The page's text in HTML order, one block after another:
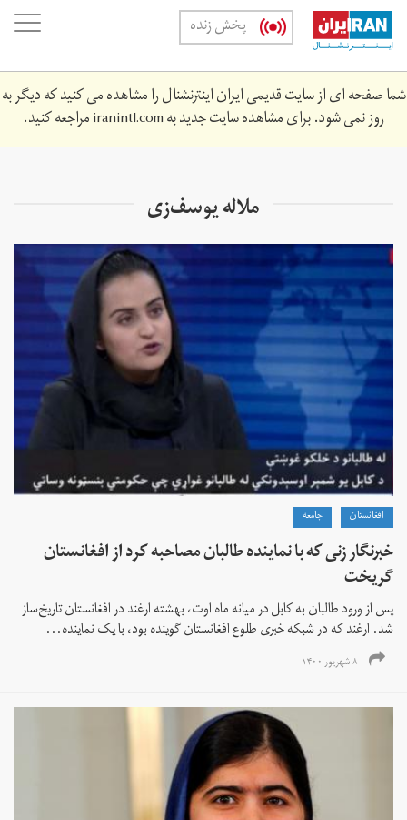
Skip
main
content
پخش زنده
شما صفحه ای از سایت قدیمی ایران اینترنشنال را مشاهده می کنید که دیگر به
روز نمی شود. برای مشاهده سایت جدید بهiranintl.comمراجعه کنید.
ملاله یوسف‌زی
افغانستان جامعه
خبرنگار زنی که با نماینده طالبان مصاحبه کرد از افغانستان
گریخت
پس از ورود طالبان به کابل در میانه ماه اوت، بهشته ارغند در افغانستان تاریخ‌ساز
شد. ارغند که در شبکه خبری طلوع افغانستان گوینده بود، با یک نماینده...
۸ شهریور ۱۴۰۰